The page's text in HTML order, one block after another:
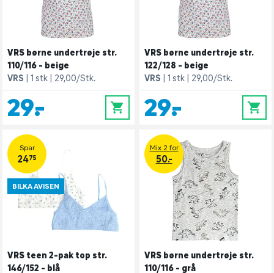
VRS børne undertrøje str.
110/116 - beige
VRS
1 stk 29,00/Stk.
29,- 0
VRS børne undertrøje str.
122/128 - beige
VRS
1 stk 29,00/Stk.
29,- 0
Spar
24,75
BILKA AVISEN
VRS teen 2-pak top str.
146/152 - blå
Mix 2 for
50.-
VRS børne undertrøje str.
110/116 - grå